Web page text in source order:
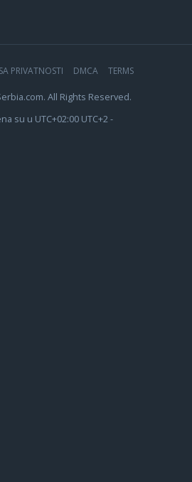
PRIVATNOSTI DMCA TERMS
All Rights Reserved.
su u UTC+02:00 UTC+2 -